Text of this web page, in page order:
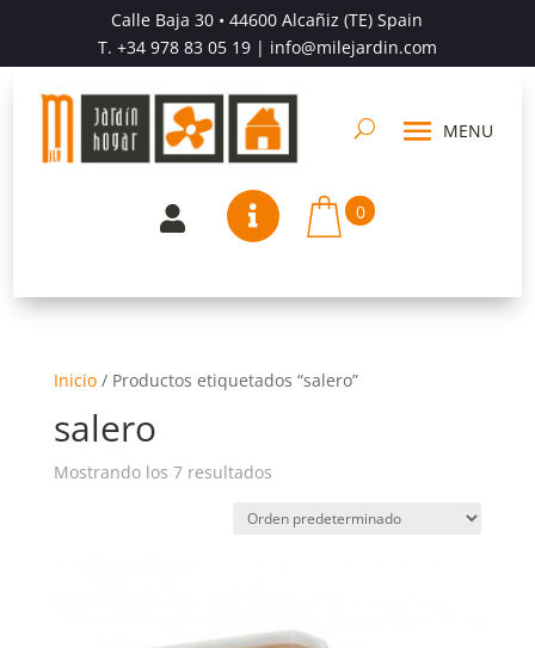
Calle Baja 30 • 44600 Alcañiz (TE) Spain
T. +34 978 83 05 19| info@milejardin.com
  0
Inicio/ Productos etiquetados “salero”
salero
Mostrando los 7 resultados